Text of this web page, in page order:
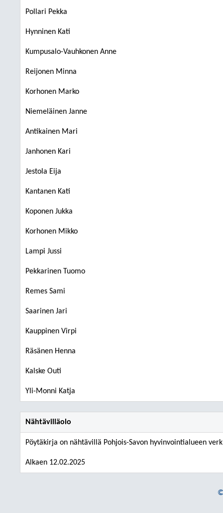
Pollari Pekka
Hynninen Kati
Kumpusalo-Vauhkonen Anne
Reijonen Minna
Korhonen Marko
Niemeläinen Janne
Antikainen Mari
Janhonen Kari
Jestola Eija
Kantanen Kati
Koponen Jukka
Korhonen Mikko
Lampi Jussi
Pekkarinen Tuomo
Remes Sami
Saarinen Jari
Kauppinen Virpi
Räsänen Henna
Kalske Outi
Yli-Monni Katja
Nähtävilläolo
Pöytäkirja on nähtävillä Pohjois-Savon hyvinvointialueen
Alkaen 12.02.2025